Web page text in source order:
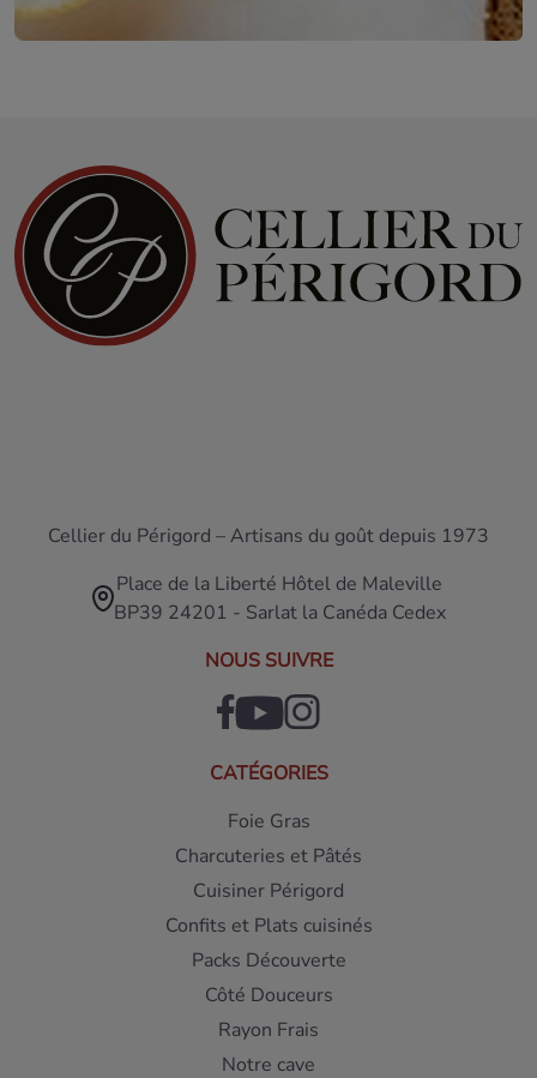
Cellier du Périgord – Artisans du goût depuis 1973
Place de la Liberté Hôtel de Maleville
BP39 24201 - Sarlat la Canéda Cedex
NOUS SUIVRE
CATÉGORIES
Foie Gras
Charcuteries et Pâtés
Cuisiner Périgord
Confits et Plats cuisinés
Packs Découverte
Côté Douceurs
Rayon Frais
Notre cave